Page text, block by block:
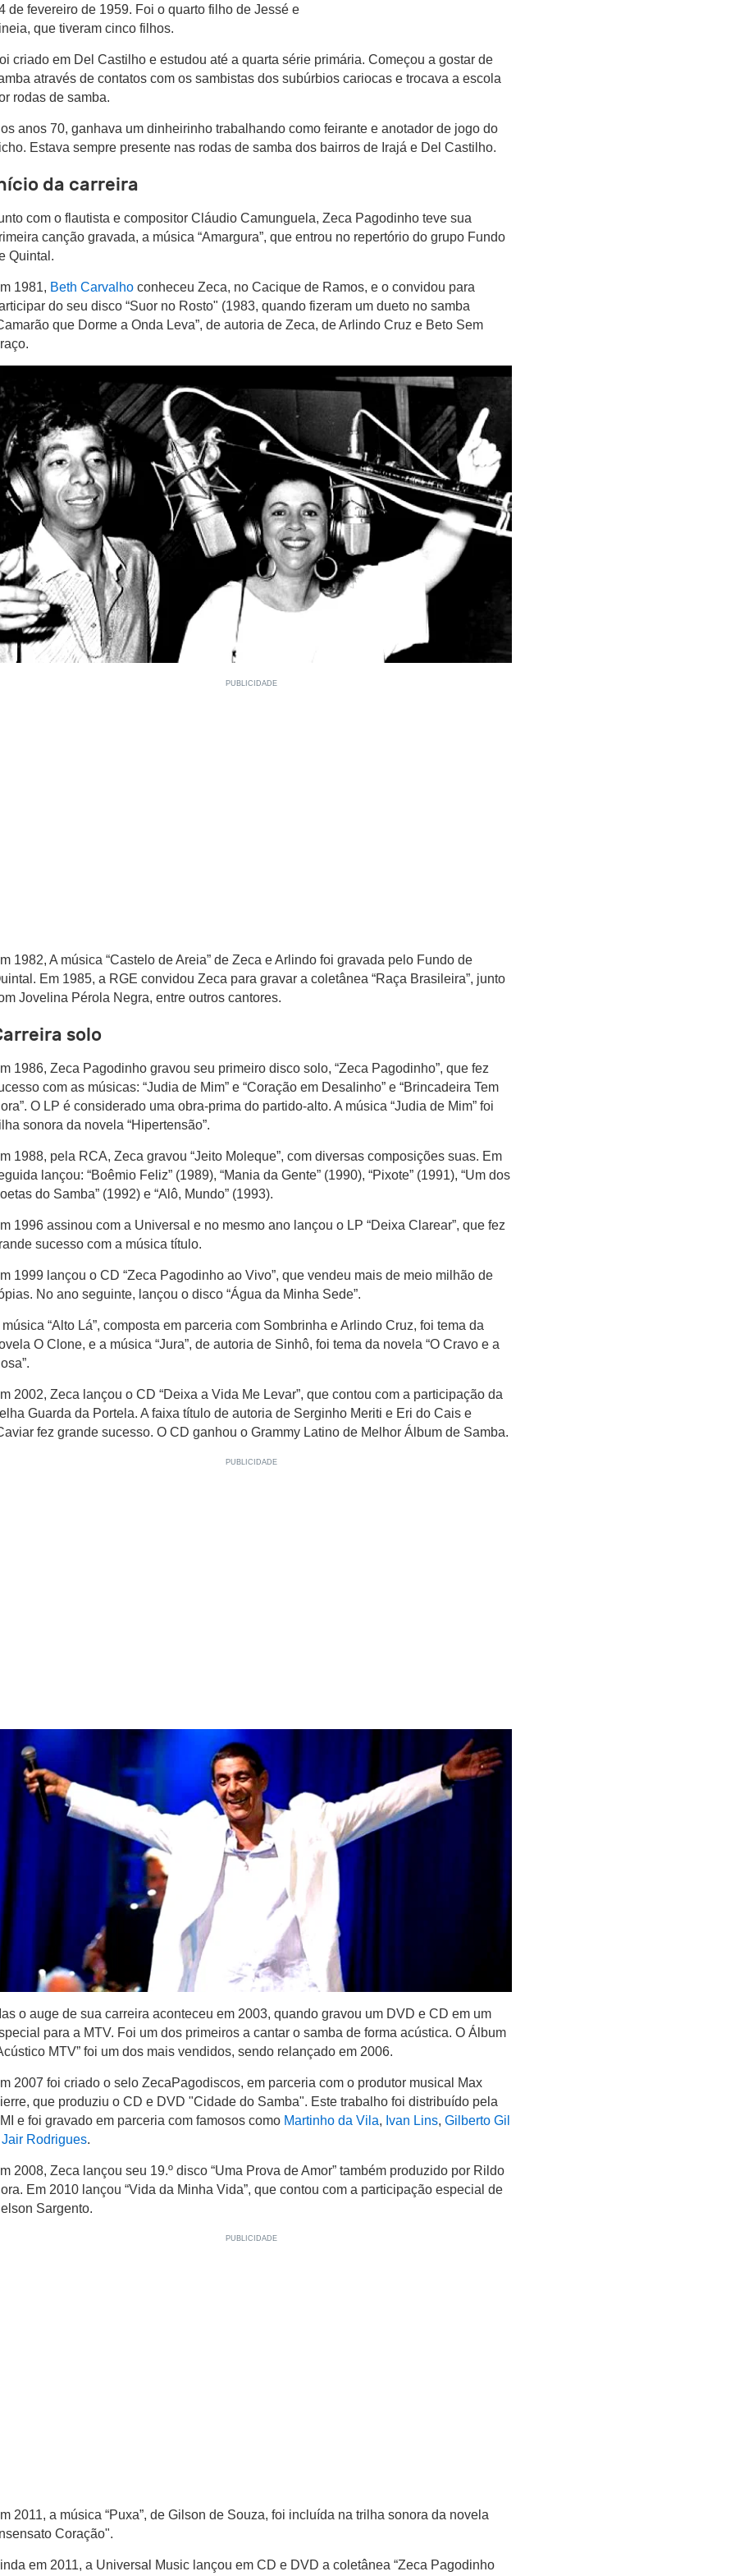
de fevereiro de 1959. Foi o quarto filho de Jessé e
que tiveram cinco filhos.
criado em Del Castilho e estudou até a quarta série primária. Começou a gostar de
através de contatos com os sambistas dos subúrbios cariocas e trocava a escola
rodas de samba.
anos 70, ganhava um dinheirinho trabalhando como feirante e anotador de jogo do
Estava sempre presente nas rodas de samba dos bairros de Irajá e Del Castilho.
da carreira
com o flautista e compositor Cláudio Camunguela, Zeca Pagodinho teve sua
canção gravada, a música “Amargura”, que entrou no repertório do grupo Fundo
Quintal.
1981, Beth Carvalho conheceu Zeca, no Cacique de Ramos, e o convidou para
do seu disco “Suor no Rosto" (1983, quando fizeram um dueto no samba
que Dorme a Onda Leva”, de autoria de Zeca, de Arlindo Cruz e Beto Sem
1982, A música “Castelo de Areia” de Zeca e Arlindo foi gravada pelo Fundo de
Em 1985, a RGE convidou Zeca para gravar a coletânea “Raça Brasileira”, junto
Jovelina Pérola Negra, entre outros cantores.
solo
1986, Zeca Pagodinho gravou seu primeiro disco solo, “Zeca Pagodinho”, que fez
com as músicas: “Judia de Mim” e “Coração em Desalinho” e “Brincadeira Tem
O LP é considerado uma obra-prima do partido-alto. A música “Judia de Mim” foi
sonora da novela “Hipertensão”.
1988, pela RCA, Zeca gravou “Jeito Moleque”, com diversas composições suas. Em
lançou: “Boêmio Feliz” (1989), “Mania da Gente” (1990), “Pixote” (1991), “Um dos
do Samba” (1992) e “Alô, Mundo” (1993).
1996 assinou com a Universal e no mesmo ano lançou o LP “Deixa Clarear”, que fez
sucesso com a música título.
1999 lançou o CD “Zeca Pagodinho ao Vivo”, que vendeu mais de meio milhão de
No ano seguinte, lançou o disco “Água da Minha Sede”.
música “Alto Lá”, composta em parceria com Sombrinha e Arlindo Cruz, foi tema da
O Clone, e a música “Jura”, de autoria de Sinhô, foi tema da novela “O Cravo e a
2002, Zeca lançou o CD “Deixa a Vida Me Levar”, que contou com a participação da
Guarda da Portela. A faixa título de autoria de Serginho Meriti e Eri do Cais e
fez grande sucesso. O CD ganhou o Grammy Latino de Melhor Álbum de Samba.
o auge de sua carreira aconteceu em 2003, quando gravou um DVD e CD em um
para a MTV. Foi um dos primeiros a cantar o samba de forma acústica. O Álbum
MTV” foi um dos mais vendidos, sendo relançado em 2006.
2007 foi criado o selo ZecaPagodiscos, em parceria com o produtor musical Max
que produziu o CD e DVD "Cidade do Samba". Este trabalho foi distribuído pela
e foi gravado em parceria com famosos como Martinho da Vila, Ivan Lins, Gilberto Gil
Jair Rodrigues.
2008, Zeca lançou seu 19.º disco “Uma Prova de Amor” também produzido por Rildo
Em 2010 lançou “Vida da Minha Vida”, que contou com a participação especial de
Sargento.
2011, a música “Puxa”, de Gilson de Souza, foi incluída na trilha sonora da novela
Coração".
em 2011, a Universal Music lançou em CD e DVD a coletânea “Zeca Pagodinho